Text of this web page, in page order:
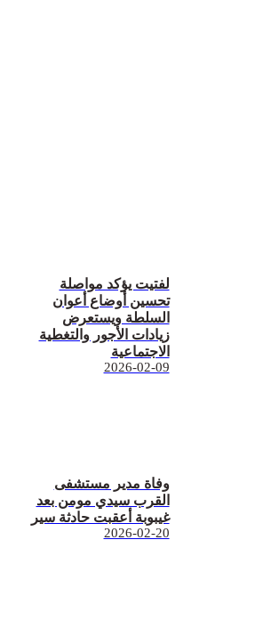
لفتيت يؤكد مواصلة
تحسين أوضاع أعوان
السلطة ويستعرض
زيادات الأجور والتغطية
الاجتماعية
2026-02-09
وفاة مدير مستشفى
القرب سيدي مومن بعد
غيبوبة أعقبت حادثة سير
2026-02-20